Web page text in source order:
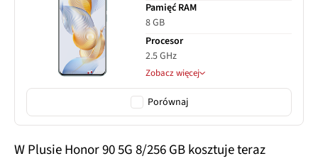
Pamięć RAM
8 GB
Procesor
2.5 GHz
Zobacz więcej
Porównaj
W Plusie Honor 90 5G 8/256 GB kosztuje teraz